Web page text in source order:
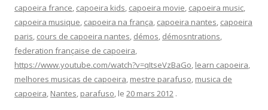
capoeira france, capoeira kids, capoeira movie, capoeira music,
capoeira musique, capoeira na frança, capoeira nantes, capoeira
paris, cours de capoeira nantes, démos, démosntrations,
federation française de capoeira,
https://www.youtube.com/watch?v=qItseVzBaGo, learn capoeira,
melhores musicas de capoeira, mestre parafuso, musica de
capoeira, Nantes, parafuso, le 20 mars 2012 .